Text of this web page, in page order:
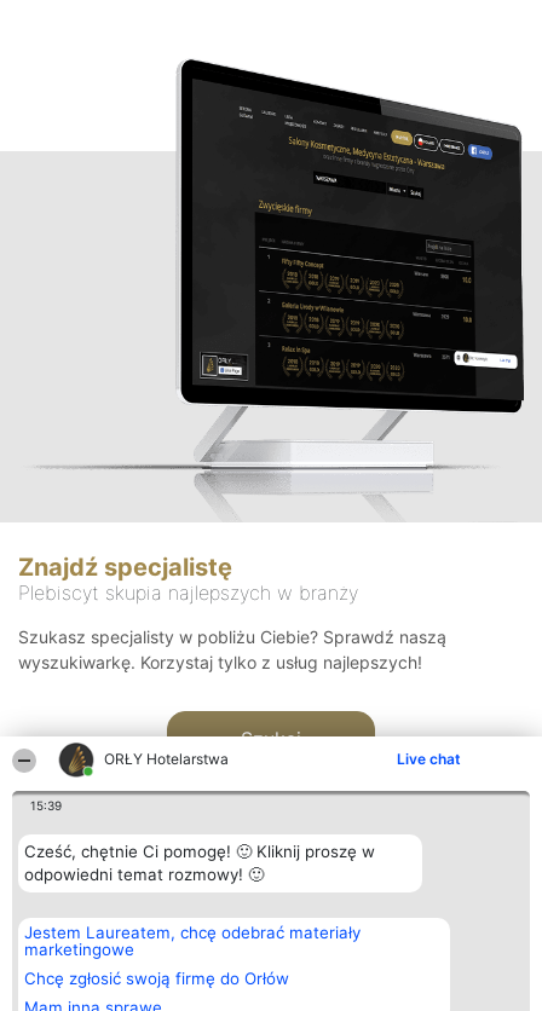
ORŁY Hotelarstwa Live chat
15:39
Cześć, chętnie Ci pomogę! 🙂 Kliknij proszę w
odpowiedni temat rozmowy! 🙂
Jestem Laureatem, chcę odebrać materiały
marketingowe
Chcę zgłosić swoją firmę do Orłów
Znajdź specjalistę
Plebiscyt skupia najlepszych w branży
Szukasz specjalisty w pobliżu Ciebie? Sprawdź naszą
wyszukiwarkę. Korzystaj tylko z usług najlepszych!
Szukaj
Organizator plebiscytu
Bright Side Solutions sp. z o.
o. sp. k.
ul. Ruska 22
Wrocław 50-079
KRS 0000749100 | Regon
Plebiscyt
Laureaci
wszystkich
Laureatów
Kontakt
Kontakt